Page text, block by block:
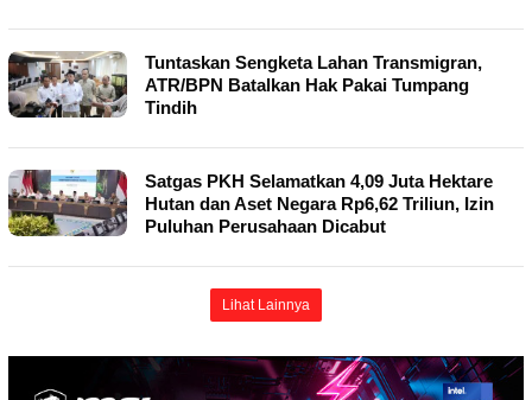
Tuntaskan Sengketa Lahan Transmigran,
ATR/BPN Batalkan Hak Pakai Tumpang
Tindih
Satgas PKH Selamatkan 4,09 Juta Hektare
Hutan dan Aset Negara Rp6,62 Triliun, Izin
Puluhan Perusahaan Dicabut
Lihat Lainnya